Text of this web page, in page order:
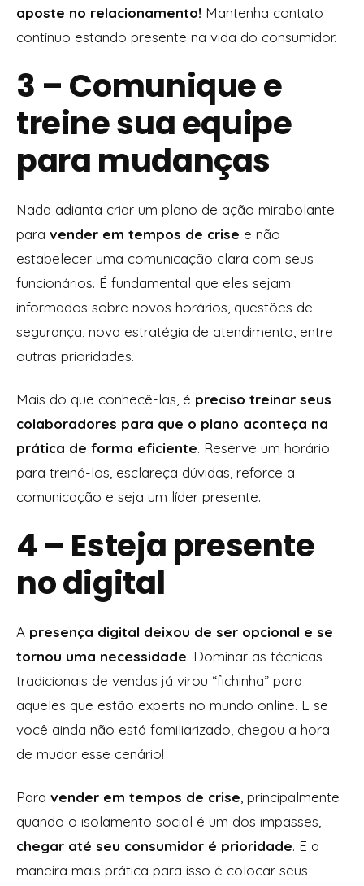
aposte no relacionamento! Mantenha contato
contínuo estando presente na vida do consumidor.
3 – Comunique e
treine sua equipe
para mudanças
Nada adianta criar um plano de ação mirabolante
para vender em tempos de crise e não
estabelecer uma comunicação clara com seus
funcionários. É fundamental que eles sejam
informados sobre novos horários, questões de
segurança, nova estratégia de atendimento, entre
outras prioridades.
Mais do que conhecê-las, é preciso treinar seus
colaboradores para que o plano aconteça na
prática de forma eficiente. Reserve um horário
para treiná-los, esclareça dúvidas, reforce a
comunicação e seja um líder presente.
4 – Esteja presente
no digital
A presença digital deixou de ser opcional e se
tornou uma necessidade. Dominar as técnicas
tradicionais de vendas já virou “fichinha” para
aqueles que estão experts no mundo online. E se
você ainda não está familiarizado, chegou a hora
de mudar esse cenário!
Para vender em tempos de crise , principalmente
quando o isolamento social é um dos impasses,
chegar até seu consumidor é prioridade. E a
maneira mais prática para isso é colocar seus